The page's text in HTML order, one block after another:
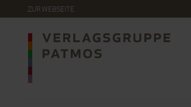
ZUR WEBSEITE
DIREKT
INHALT